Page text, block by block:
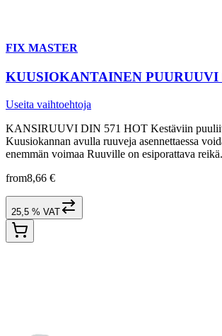
FIX MASTER
KUUSIOKANTAINEN
Useita vaihtoehtoja
KANSIRUUVI DIN 571 HOT Kestäviin
Kuusiokannan avulla ruuveja asennettaessa
enemmän voimaa Ruuville on esiporattava
from8,66 €
25,5 % VAT